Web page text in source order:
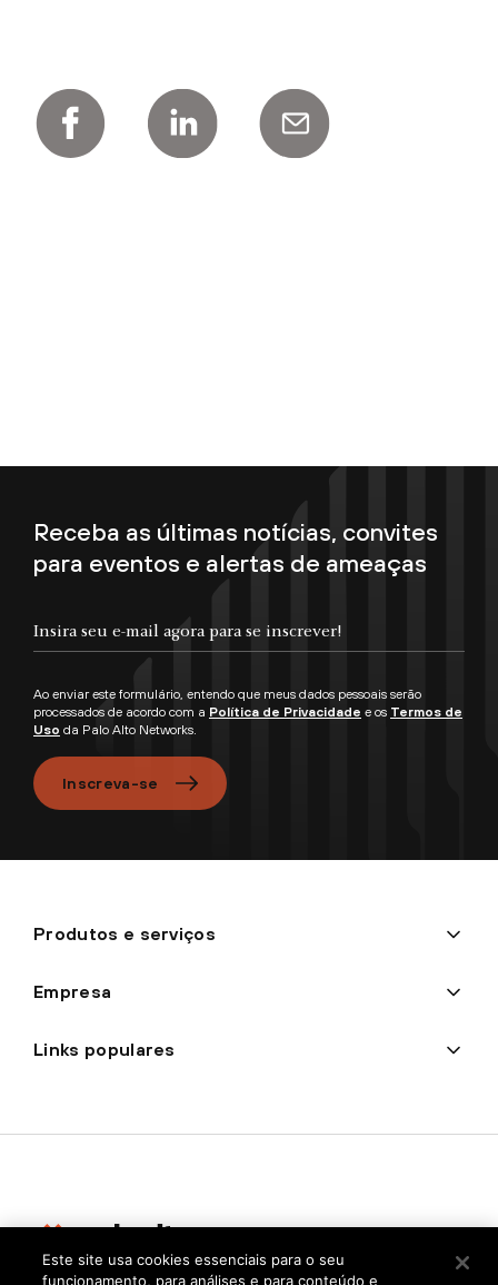
Receba as últimas notícias, convites
para eventos e alertas de ameaças
Ao enviar este formulário, entendo que meus dados pessoais serão
processados de acordo com a Política de Privacidade e os Termos de
Uso da Palo Alto Networks.
Inscreva-se
Produtos e serviços
Empresa
Links populares
Este site usa cookies essenciais para o seu
funcionamento, para análises e para conteúdo e